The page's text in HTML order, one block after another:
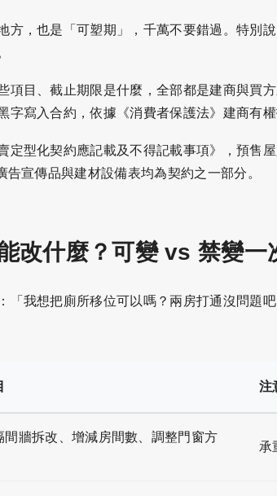
方，也是「可塑期」，千萬不要錯過。特別
項目、截止期限是什麼，全部都是建商與買
字寫入合約，依據《消費者保護法》建商有
定型化契約應記載及不得記載事項》，預售
宣傳品與建材設備表均為契約之一部分。
改什麼？可變 vs 禁變一
「我想把廁所移位可以嗎？兩房打通沒問題
注
間牆拆改、增減房間數、調整門窗方
承